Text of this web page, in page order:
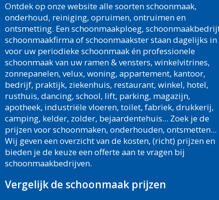
Ontdek op onze website alle soorten schoonmaak,
onderhoud, reiniging, opruimen, ontruimen en
ontsmetting. Een schoonmaakploeg,
schoonmaakfirma of schoonmaakster staan dagelijks in
voor uw periodieke schoonmaak én professionele
schoonmaak van uw ramen & vensters, winkelvitrines,
zonnepanelen, velux, woning, appartement, kantoor,
bedrijf, praktijk, ziekenhuis, restaurant, winkel, hotel,
rusthuis, dancing, school, lift, parking, magazijn,
apotheek, industriële vloeren, toilet, fabriek, drukkerij,
camping, kelder, zolder, bejaardentehuis... Zoek je de
prijzen voor schoonmaken, onderhouden, ontsmetten...
Wij geven een overzicht van de kosten, (richt) prijzen en
bieden je de keuze een offerte aan te vragen bij
schoonmaakbedrijven.
Vergelijk de schoonmaak prijzen